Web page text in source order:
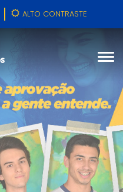
ALTO CONTRASTE